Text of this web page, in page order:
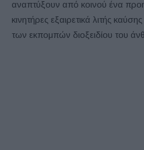
αναπτύξουν από κοινού ένα
κινητήρες εξαιρετικά λιτής
των εκπομπών διοξειδίου του